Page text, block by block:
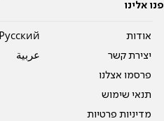
פנו אלינו
אודות
יצירת קשר
פרסמו אצלנו
תנאי שימוש
מדיניות פרטיות
Pусский
عربية